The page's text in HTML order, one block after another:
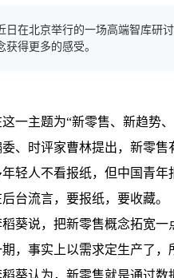
日在北京举行的一场高端智库研
获得更多的感受。